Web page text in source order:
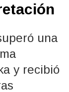
una
y recibió